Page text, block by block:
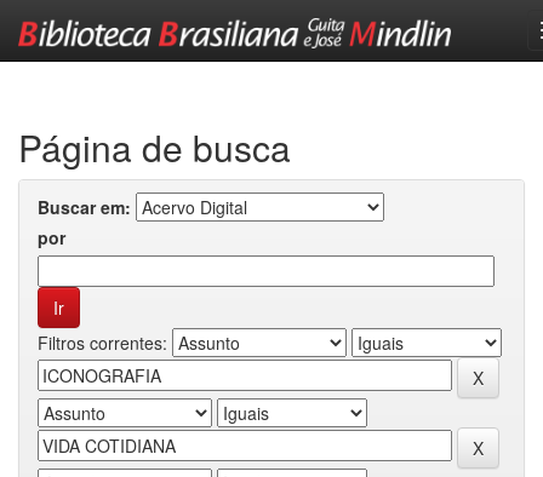
Página de busca
Buscar em:
por
Filtros correntes: